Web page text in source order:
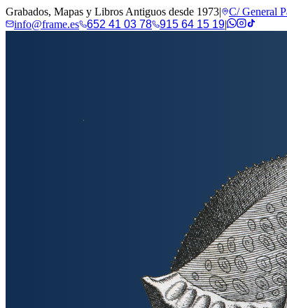
Grabados, Mapas y Libros Antiguos desde 1973|
C/ General
info@frame.es
652 41 03 78 915 64 15 19|